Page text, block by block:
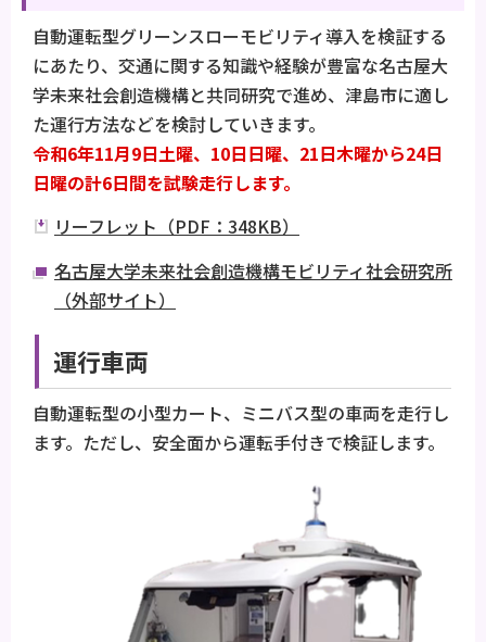
自動運転型グリーンスローモビリティ導入を検証する
にあたり、交通に関する知識や経験が豊富な名古屋大
学未来社会創造機構と共同研究で進め、津島市に適し
た運行方法などを検討していきます。
令和6年11月9日土曜、10日日曜、21日木曜から24日
日曜の計6日間を試験走行します。
リーフレット（PDF：348KB）
名古屋大学未来社会創造機構モビリティ社会研究所
（外部サイト）
運行車両
自動運転型の小型カート、ミニバス型の車両を走行し
ます。ただし、安全面から運転手付きで検証します。